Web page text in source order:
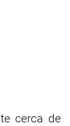
cerca de